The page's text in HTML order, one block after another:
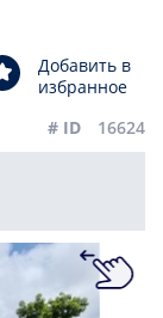
Добавить в
избранное
# ID
16624